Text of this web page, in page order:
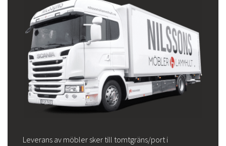
Leverans av möbler sker till tomtgräns/port i